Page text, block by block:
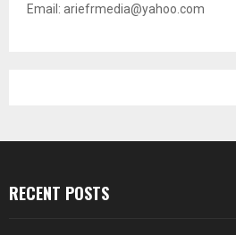
Email: ariefrmedia@yahoo.com
RECENT POSTS